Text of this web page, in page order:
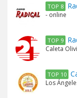
TOP 8
- online
TOP 9
Caleta
TOP 10
Los